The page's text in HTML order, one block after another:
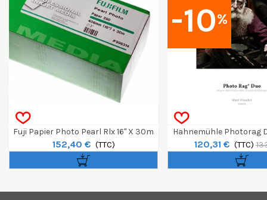
Fuji Papier Photo Pearl Rlx 16" X 30m
290g
152,40 € (TTC)
-10%
Hahnemühle Photorag
25F
120,31 € (TTC)